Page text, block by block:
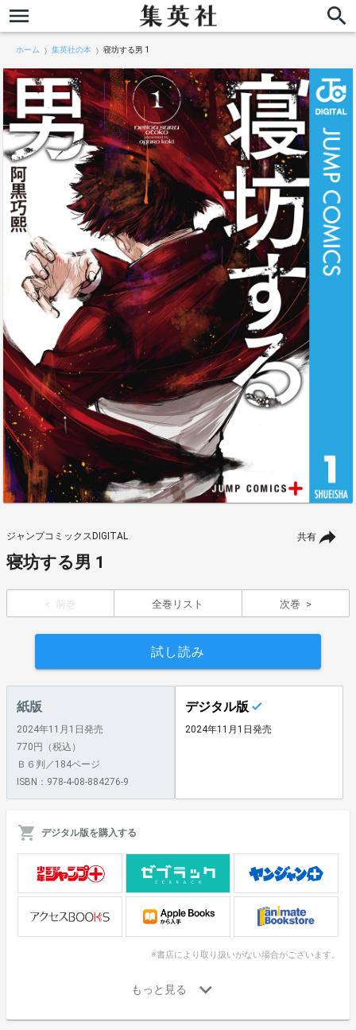
ホーム 集英社の本 寝坊する男 1
共有
ジャンプコミックスDIGITAL
寝坊する男 1
前巻 全巻リスト 次巻
試し読み
紙版
2024年11月1日発売
770円（税込）
Ｂ６判／184ページ
ISBN：978-4-08-884276-9
デジタル版
2024年11月1日発売
デジタル版を購入する
※書店により取り扱いがない場合がございます。